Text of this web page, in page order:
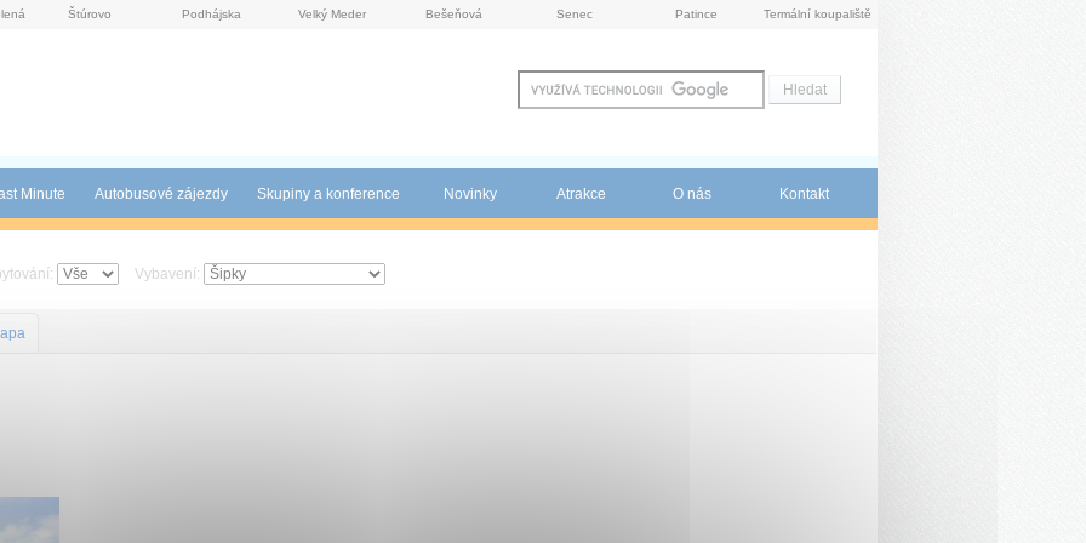
Štúrovo Podhájska Velký Meder Bešeňová Senec Patince Termální koupaliště
Minute Autobusové zájezdy Skupiny a konference Novinky Atrakce O nás Kontakt
Vybavení: